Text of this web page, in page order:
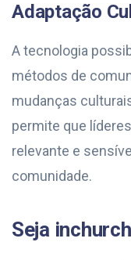
Adaptação
A tecnologia
métodos de
mudanças
permite que
relevante e
comunidade.
Seja